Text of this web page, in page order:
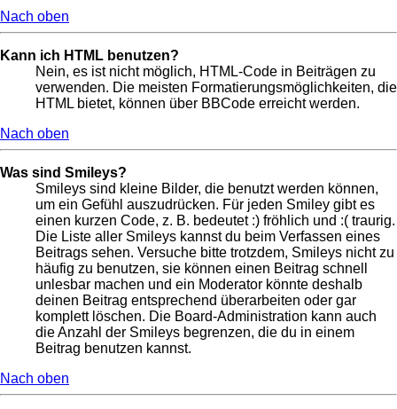
Nach oben
Kann ich HTML benutzen?
Nein, es ist nicht möglich, HTML-Code in Beiträgen zu
verwenden. Die meisten Formatierungsmöglichkeiten, die
HTML bietet, können über BBCode erreicht werden.
Nach oben
Was sind Smileys?
Smileys sind kleine Bilder, die benutzt werden können,
um ein Gefühl auszudrücken. Für jeden Smiley gibt es
einen kurzen Code, z. B. bedeutet :) fröhlich und :( traurig.
Die Liste aller Smileys kannst du beim Verfassen eines
Beitrags sehen. Versuche bitte trotzdem, Smileys nicht zu
häufig zu benutzen, sie können einen Beitrag schnell
unlesbar machen und ein Moderator könnte deshalb
deinen Beitrag entsprechend überarbeiten oder gar
komplett löschen. Die Board-Administration kann auch
die Anzahl der Smileys begrenzen, die du in einem
Beitrag benutzen kannst.
Nach oben